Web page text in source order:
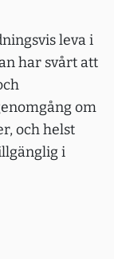
leva i
har svårt att
om
och helst
i